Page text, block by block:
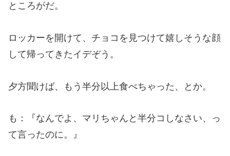
ところがだ。
ロッカーを開けて、チョコを見つけて嬉しそうな顔
して帰ってきたイデぞう。
夕方聞けば、もう半分以上食べちゃった、とか。
も：『なんでよ、マリちゃんと半分コしなさい、っ
て言ったのに。』